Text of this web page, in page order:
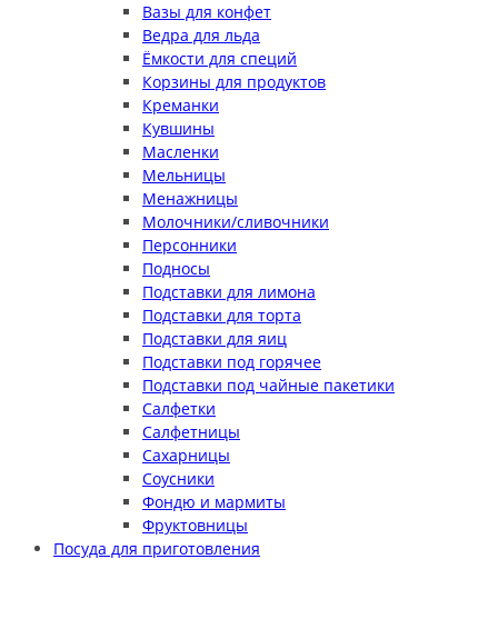
Вазы для конфет
Ведра для льда
Ёмкости для специй
Корзины для продуктов
Креманки
Кувшины
Масленки
Мельницы
Менажницы
Молочники/сливочники
Персонники
Подносы
Подставки для лимона
Подставки для торта
Подставки для яиц
Подставки под горячее
Подставки под чайные пакетики
Салфетки
Салфетницы
Сахарницы
Соусники
Фондю и мармиты
Фруктовницы
Посуда для приготовления